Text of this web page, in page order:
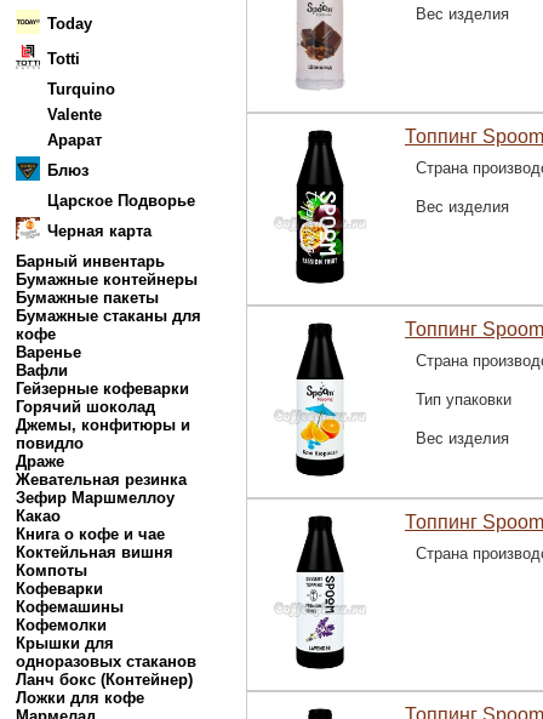
Today
Totti
Turquino
Valente
Арарат
Блюз
Царское Подворье
Черная карта
Барный инвентарь
Бумажные контейнеры
Бумажные пакеты
Бумажные стаканы для
кофе
Варенье
Вафли
Гейзерные кофеварки
Горячий шоколад
Джемы, конфитюры и
повидло
Драже
Жевательная резинка
Зефир Маршмеллоу
Какао
Книга о кофе и чае
Коктейльная вишня
Компоты
Кофеварки
Кофемашины
Кофемолки
Крышки для
одноразовых стаканов
Ланч бокс (Контейнер)
Ложки для кофе
Вес изделия
Топпинг
Страна
Вес изделия
Топпинг
Страна
Тип упаковки
Вес изделия
Топпинг
Страна
Топпинг